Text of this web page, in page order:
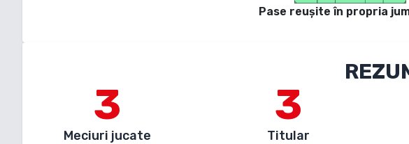
Pase reușite în propria
3
Meciuri jucate
3
Titular